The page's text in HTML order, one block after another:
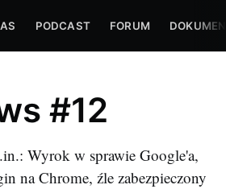
PODCAST FORUM
#12
Wyrok w sprawie Google'a,
na Chrome, źle zabezpieczony